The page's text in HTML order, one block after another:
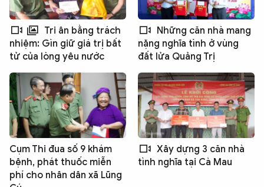
Tri ân bằng trách
nhiệm: Gìn giữ giá trị bất
tử của lòng yêu nước
Những căn nhà mang
nặng nghĩa tình ở vùng
đất lửa Quảng Trị
Cụm Thi đua số 9 khám
bệnh, phát thuốc miễn
phí cho nhân dân xã Lũng
Xây dựng 3 căn nhà
tình nghĩa tại Cà Mau